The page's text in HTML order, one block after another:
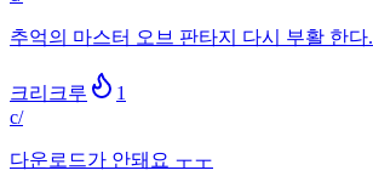
추억의 마스터 오브 판타지 다시 부활 한다.
크리크루
1
c/
다운로드가 안돼요 ㅜㅜ